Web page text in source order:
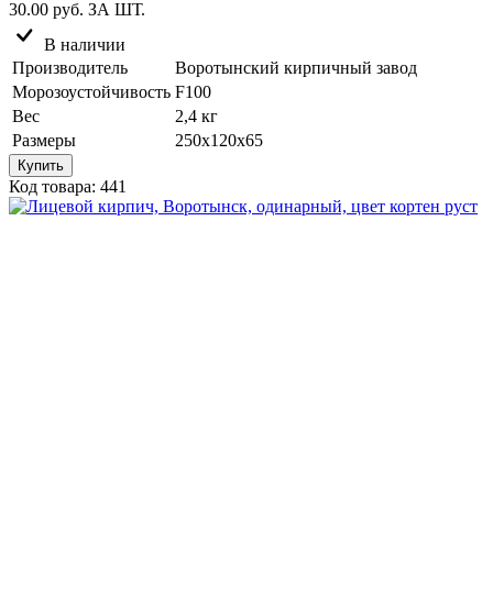
30.00 руб. ЗА ШТ.
В наличии
Производитель
Воротынский кирпичный завод
Морозоустойчивость F100
Вес
2,4 кг
Размеры
250х120х65
Купить
Код товара: 441